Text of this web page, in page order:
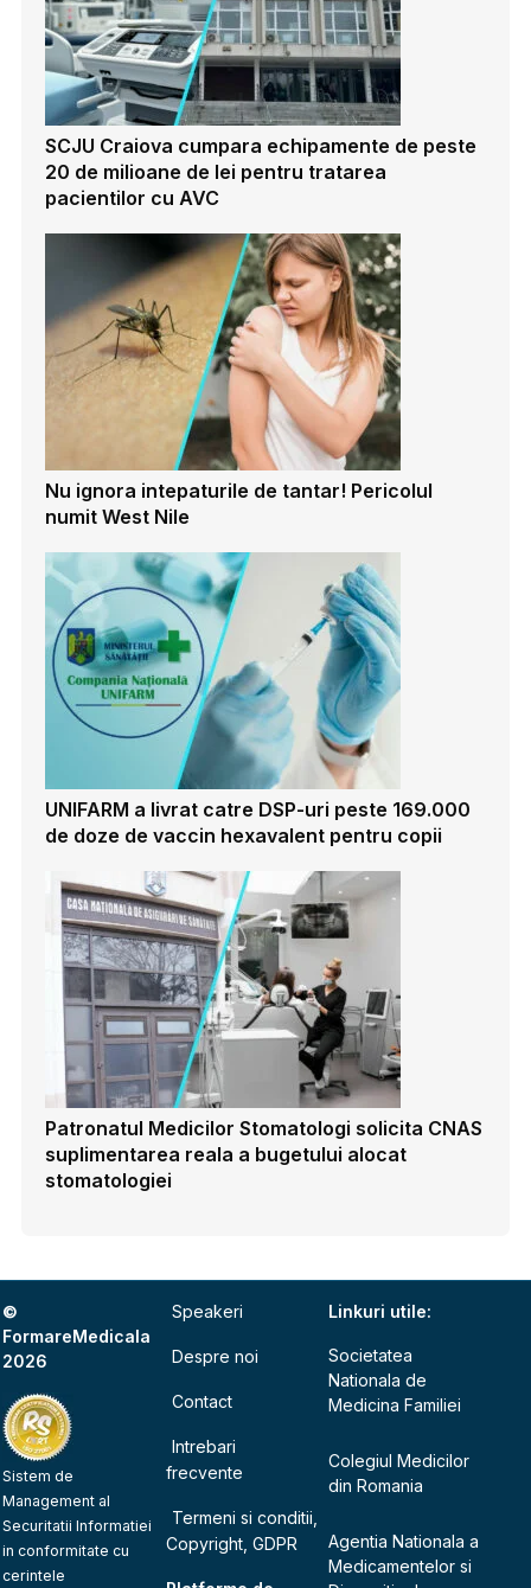
SCJU Craiova cumpara echipamente de peste
20 de milioane de lei pentru tratarea
pacientilor cu AVC
Nu ignora intepaturile de tantar! Pericolul
numit West Nile
UNIFARM a livrat catre DSP-uri peste 169.000
de doze de vaccin hexavalent pentru copii
Patronatul Medicilor Stomatologi solicita CNAS
suplimentarea reala a bugetului alocat
stomatologiei
©
FormareMedicala
2026
Sistem de
Management al
Securitatii Informatiei
in conformitate cu
cerintele
Speakeri
Despre noi
Contact
Intrebari
frecvente
Termeni si conditii,
Copyright, GDPR
Linkuri utile:
Societatea
Nationala de
Medicina Familiei
Colegiul Medicilor
din Romania
Agentia Nationala a
Medicamentelor si